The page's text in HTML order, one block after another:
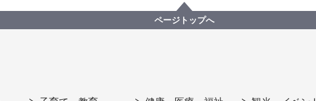
ページトップへ